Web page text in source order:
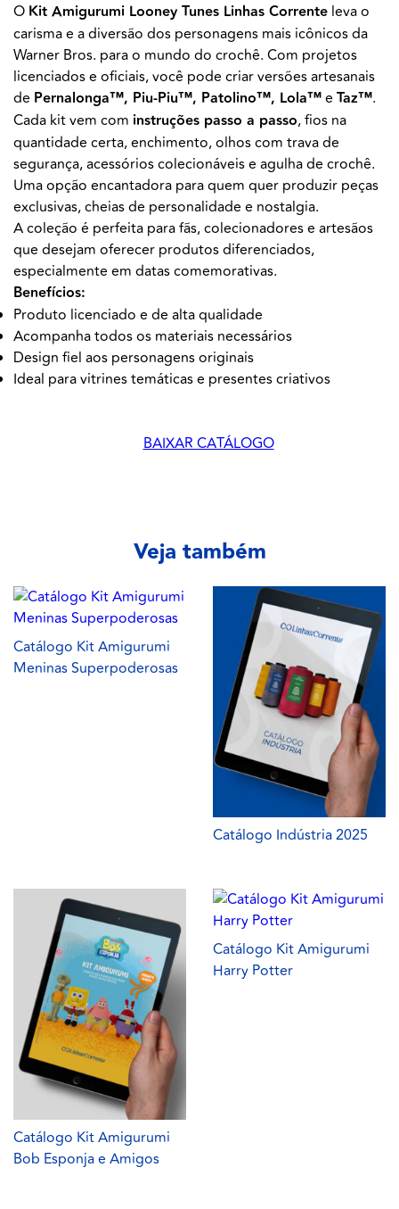
O Kit Amigurumi Looney Tunes Linhas Corrente leva o
carisma e a diversão dos personagens mais icônicos da
Warner Bros. para o mundo do crochê. Com projetos
licenciados e oficiais, você pode criar versões artesanais
de Pernalonga™, Piu-Piu™, Patolino™, Lola™e Taz™.
Cada kit vem com instruções passo a passo, fios na
quantidade certa, enchimento, olhos com trava de
segurança, acessórios colecionáveis e agulha de crochê.
Uma opção encantadora para quem quer produzir peças
exclusivas, cheias de personalidade e nostalgia.
A coleção é perfeita para fãs, colecionadores e artesãos
que desejam oferecer produtos diferenciados,
especialmente em datas comemorativas.
Benefícios:
Produto licenciado e de alta qualidade
Acompanha todos os materiais necessários
Design fiel aos personagens originais
Ideal para vitrines temáticas e presentes criativos
BAIXAR CATÁLOGO
Veja também
Catálogo Kit Amigurumi
Meninas Superpoderosas
Catálogo Indústria 2025
Catálogo Kit Amigurumi
Bob Esponja e Amigos
Catálogo Kit Amigurumi
Harry Potter